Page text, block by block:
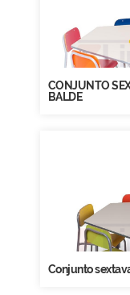
CONJUNTO
BALDE
Conjunto